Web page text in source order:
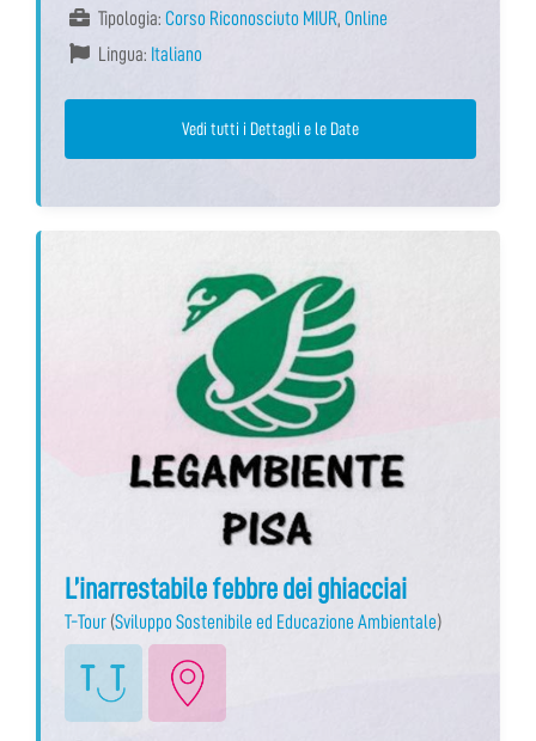
Tipologia: Corso Riconosciuto MIUR, Online
Lingua: Italiano
Vedi tutti i Dettagli e le Date
L’inarrestabile febbre dei ghiacciai
T-Tour (Sviluppo Sostenibile ed Educazione Ambientale)